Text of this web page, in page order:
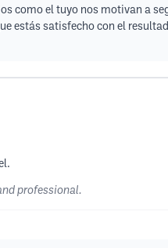
como el tuyo nos motivan a
estás satisfecho con el
professional.